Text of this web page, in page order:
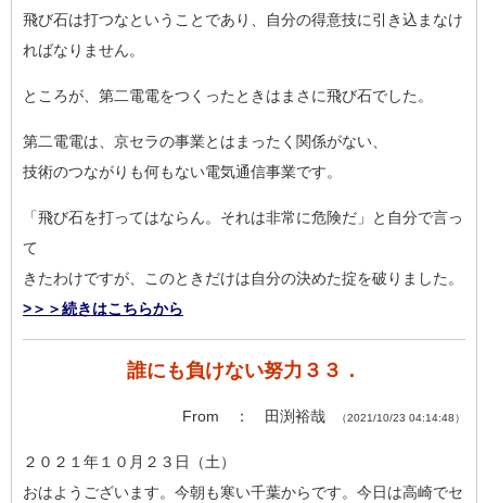
飛び石は打つなということであり、自分の得意技に引き込まなけ
ればなりません。
ところが、第二電電をつくったときはまさに飛び石でした。
第二電電は、京セラの事業とはまったく関係がない、
技術のつながりも何もない電気通信事業です。
「飛び石を打ってはならん。それは非常に危険だ」と自分で言っ
て
きたわけですが、このときだけは自分の決めた掟を破りました。
>＞＞続きはこちらから
誰にも負けない努力３３．
From ： 田渕裕哉 （2021/10/23 04:14:48）
２０２１年１０月２３日（土）
おはようございます。今朝も寒い千葉からです。今日は高崎でセ